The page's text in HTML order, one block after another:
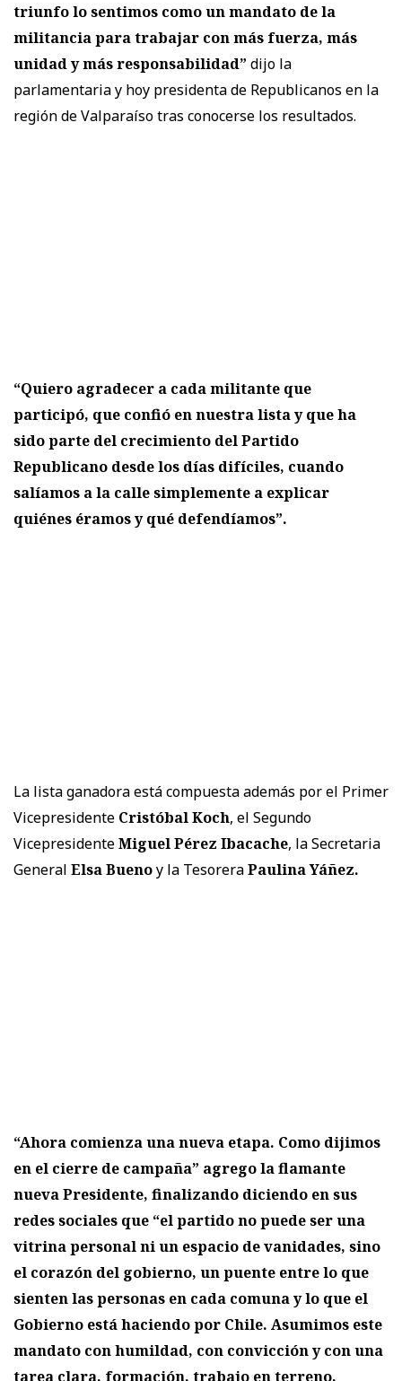
triunfo lo sentimos como un mandato de la
militancia para trabajar con más fuerza, más
unidad y más responsabilidad” dijo la
parlamentaria y hoy presidenta de Republicanos en la
región de Valparaíso tras conocerse los resultados.
“Quiero agradecer a cada militante que
participó, que confió en nuestra lista y que ha
sido parte del crecimiento del Partido
Republicano desde los días difíciles, cuando
salíamos a la calle simplemente a explicar
quiénes éramos y qué defendíamos”.
La lista ganadora está compuesta además por el Primer
Vicepresidente Cristóbal Koch, el Segundo
VicepresidenteMiguel Pérez Ibacache, la Secretaria
General Elsa Buenoy la TesoreraPaulina Yáñez.
“Ahora comienza una nueva etapa. Como dijimos
en el cierre de campaña” agrego la flamante
nueva Presidente, finalizando diciendo en sus
redes sociales que “el partido no puede ser una
vitrina personal ni un espacio de vanidades, sino
el corazón del gobierno, un puente entre lo que
sienten las personas en cada comuna y lo que el
Gobierno está haciendo por Chile. Asumimos este
mandato con humildad, con convicción y con una
tarea clara, formación, trabajo en terreno,